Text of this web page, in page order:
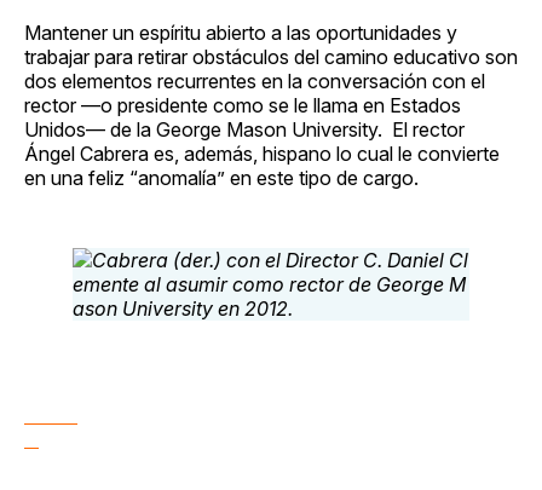
Mantener un espíritu abierto a las oportunidades y
trabajar para retirar obstáculos del camino educativo son
dos elementos recurrentes en la conversación con el
rector —o presidente como se le llama en Estados
Unidos— de la George Mason University. El rector
Ángel Cabrera es, además, hispano lo cual le convierte
en una feliz “anomalía” en este tipo de cargo.